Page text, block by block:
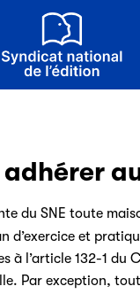
au
du SNE toute
d’exercice et
à l’article 132-1 du
Par exception,